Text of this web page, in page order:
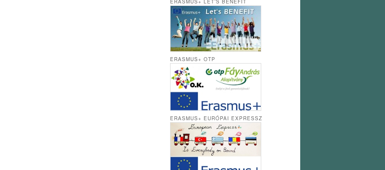
ERASMUS+ LET’S BENEFIT
ERASMUS+ OTP
ERASMUS+ EURÓPAI EXPRESSZ